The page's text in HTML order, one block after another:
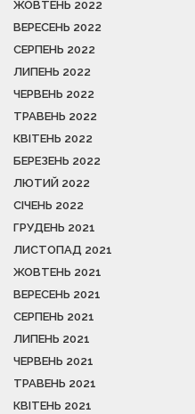
ЖОВТЕНЬ 2022
ВЕРЕСЕНЬ 2022
СЕРПЕНЬ 2022
ЛИПЕНЬ 2022
ЧЕРВЕНЬ 2022
ТРАВЕНЬ 2022
КВІТЕНЬ 2022
БЕРЕЗЕНЬ 2022
ЛЮТИЙ 2022
СІЧЕНЬ 2022
ГРУДЕНЬ 2021
ЛИСТОПАД 2021
ЖОВТЕНЬ 2021
ВЕРЕСЕНЬ 2021
СЕРПЕНЬ 2021
ЛИПЕНЬ 2021
ЧЕРВЕНЬ 2021
ТРАВЕНЬ 2021
КВІТЕНЬ 2021